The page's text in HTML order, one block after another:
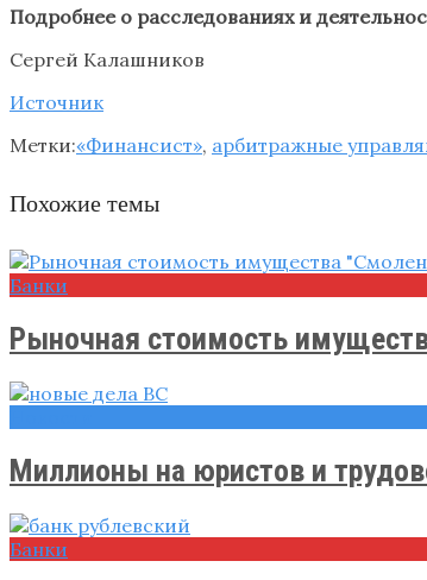
Подробнее о расследованиях и
Сергей Калашников
Источник
Метки:«Финансист», арбитражные
Похожие темы
Банки
Рыночная стоимость
Миллионы на юристов и
Банки